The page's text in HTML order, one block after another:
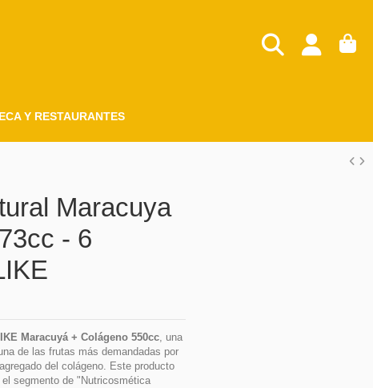
Y RESTAURANTES
Maracuya
- 6
Maracuyá + Colágeno 550cc, una
de las frutas más demandadas por
del colágeno. Este producto
segmento de "Nutricosmética